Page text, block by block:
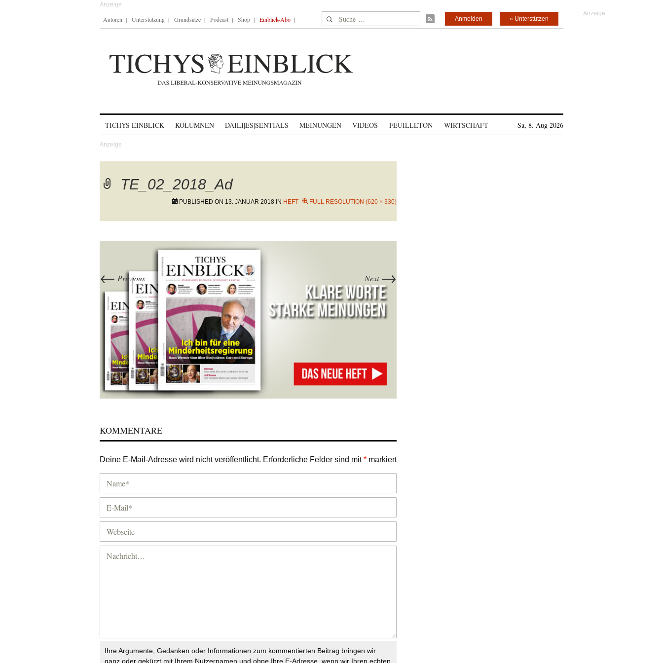
Autoren Unterstützung Grundsätze Podcast Shop Einblick-Abo Suche nach: » Unterstützen
Anmelden
TICHYS EINBLICK KOLUMNEN DAILI|ES|SENTIALS MEINUNGEN VIDEOS FEUILLETON WIRTSCHAFT Sa, 8. Aug 2026
TE_02_2018_Ad
PUBLISHED ON 13. JANUAR 2018 IN HEFT FULL RESOLUTION (620 × 330)
← Previous Next →
KOMMENTARE
Deine E-Mail-Adresse wird nicht veröffentlicht. Erforderliche Felder sind mit* markiert
Ihre Argumente, Gedanken oder Informationen zum kommentierten Beitrag bringen wir
ganz oder gekürzt mit Ihrem Nutzernamen und ohne Ihre E-Adresse, wenn wir Ihren echten